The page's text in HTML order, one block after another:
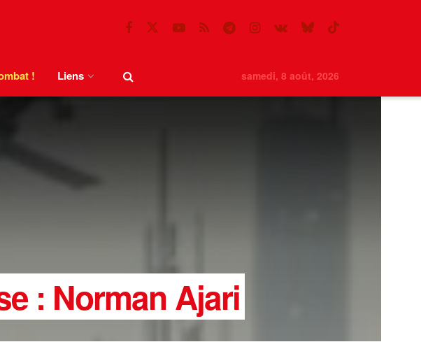
! Liens samedi, 8 août, 2026
: Norman Ajari